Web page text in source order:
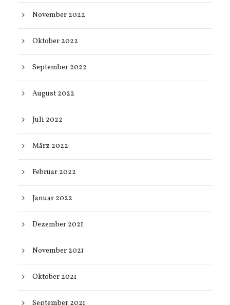
November 2022
Oktober 2022
September 2022
August 2022
Juli 2022
März 2022
Februar 2022
Januar 2022
Dezember 2021
November 2021
Oktober 2021